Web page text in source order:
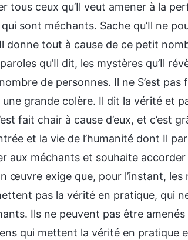
tous ceux qu’Il veut amener à la
sont méchants. Sache qu’Il ne
tout à cause de ce petit
qu’Il dit, les mystères qu’Il
de personnes. Il ne S’est pas
grande colère. Il dit la vérité et
fait chair à cause d’eux, et c’est
et la vie de l’humanité dont Il
aux méchants et souhaite
œuvre exige que, pour l’instant,
pas la vérité en pratique, qui
Ils ne peuvent pas être
qui mettent la vérité en pratique